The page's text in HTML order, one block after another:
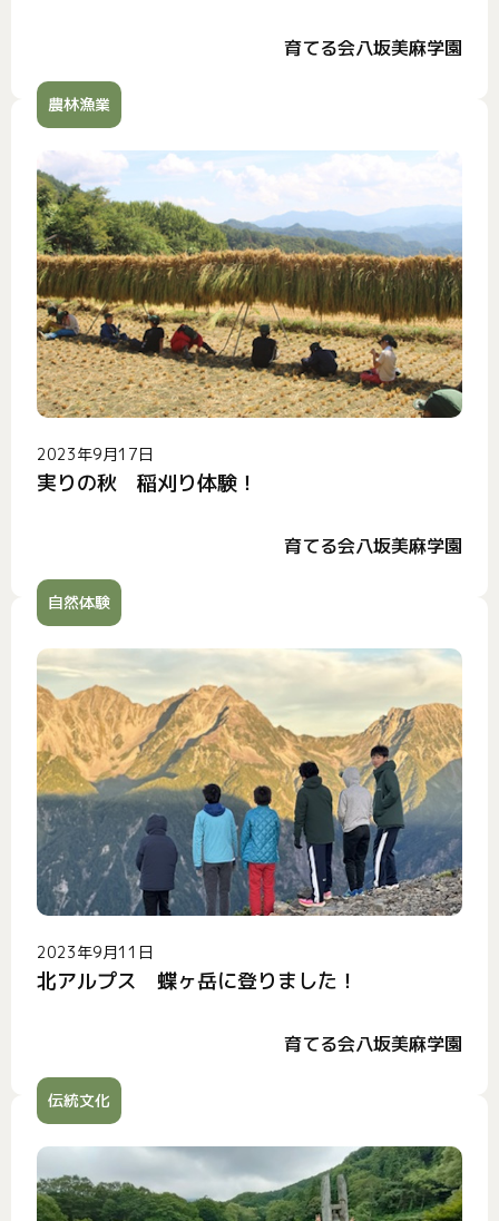
育てる会八坂美麻学園
農林漁業
2023年9月17日
実りの秋 稲刈り体験！
育てる会八坂美麻学園
自然体験
2023年9月11日
北アルプス 蝶ヶ岳に登りました！
育てる会八坂美麻学園
伝統文化